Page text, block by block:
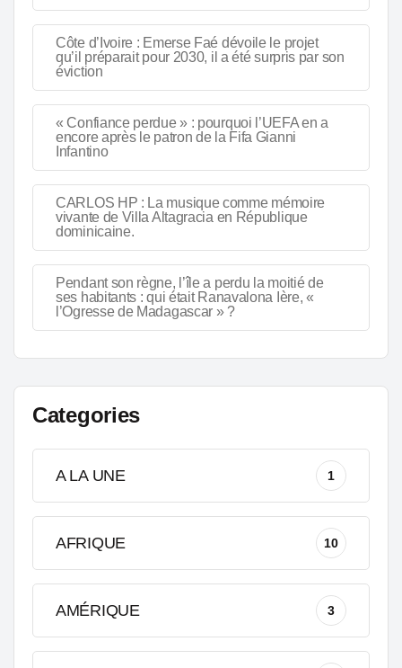
Côte d’Ivoire : Emerse Faé dévoile le projet
qu’il préparait pour 2030, il a été surpris par son
éviction
« Confiance perdue » : pourquoi l’UEFA en a
encore après le patron de la Fifa Gianni
Infantino
CARLOS HP : La musique comme mémoire
vivante de Villa Altagracia en République
dominicaine.
Pendant son règne, l’île a perdu la moitié de
ses habitants : qui était Ranavalona Ière, «
l’Ogresse de Madagascar » ?
Categories
A LA UNE 1
AFRIQUE 10
AMÉRIQUE 3